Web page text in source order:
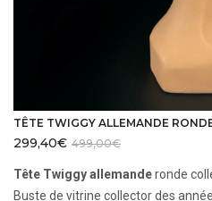
499,00€
299,40€
Tête Twiggy allemanderonde
Buste de vitrine collector des